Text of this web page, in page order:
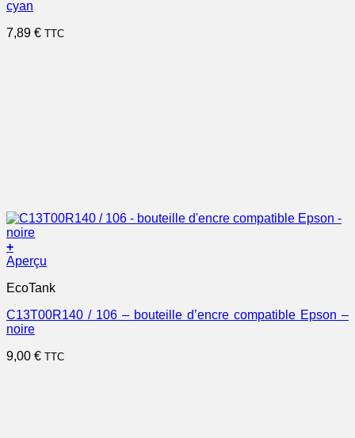
cyan
7,89 € TTC
+
Aperçu
EcoTank
C13T00R140 / 106 – bouteille d’encre compatible Epson –
noire
9,00 € TTC